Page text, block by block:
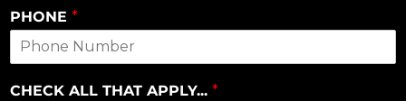
PHONE *
CHECK ALL THAT APPLY... *